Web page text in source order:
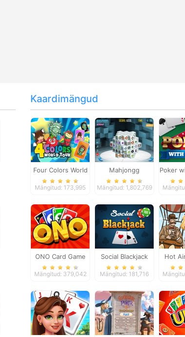
Kaardimängud
Four Colors World
Tour
Mängitud: 173,995
Mahjongg
Dimensions
Mängitud: 1,802,769
Poker
ONO Card Game
Mängitud: 379,042
Social Blackjack
Mängitud: 181,716
Hot